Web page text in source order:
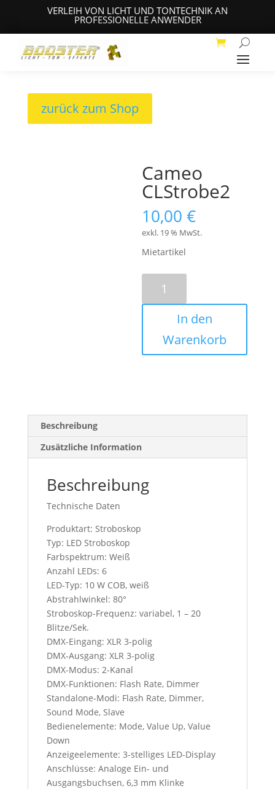
VERLEIH VON LICHT UND TONTECHNIK AN
PROFESSIONELLE ANWENDER
zurück zum Shop
Cameo
CLStrobe2
10,00€
exkl. 19 % MwSt.
Mietartikel
CLStrobe2
Menge
In den
Warenkorb
Beschreibung
Zusätzliche Information
Beschreibung
Technische Daten
Produktart: Stroboskop
Typ: LED Stroboskop
Farbspektrum: Weiß
Anzahl LEDs: 6
LED-Typ: 10 W COB, weiß
Abstrahlwinkel: 80°
Stroboskop-Frequenz: variabel, 1 – 20
Blitze/Sek.
DMX-Eingang: XLR 3-polig
DMX-Ausgang: XLR 3-polig
DMX-Modus: 2-Kanal
DMX-Funktionen: Flash Rate, Dimmer
Standalone-Modi: Flash Rate, Dimmer,
Sound Mode, Slave
Bedienelemente: Mode, Value Up, Value
Down
Anzeigeelemente: 3-stelliges LED-Display
Anschlüsse: Analoge Ein- und
Ausgangsbuchsen, 6,3 mm Klinke